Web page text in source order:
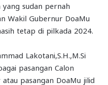
yang sudan pernah
Wakil Gubernur DoaMu
tetap di pilkada 2024.
Lakotani,S.H.,M.Si
pasangan Calon
pasangan DoaMu jilid